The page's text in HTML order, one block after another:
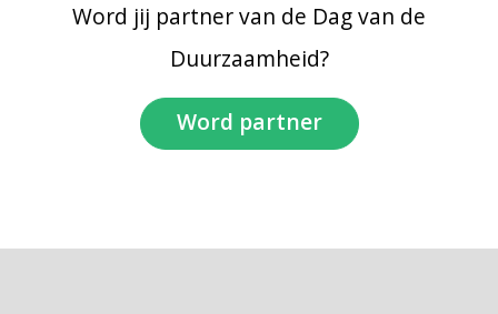
Word jij partner van de Dag van de
Duurzaamheid?
Word partner